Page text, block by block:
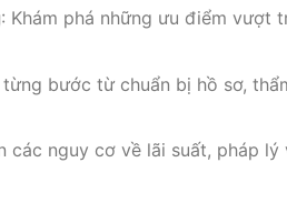
: Khám phá những ưu điểm vượt
bước từ chuẩn bị hồ sơ,
các nguy cơ về lãi suất, pháp